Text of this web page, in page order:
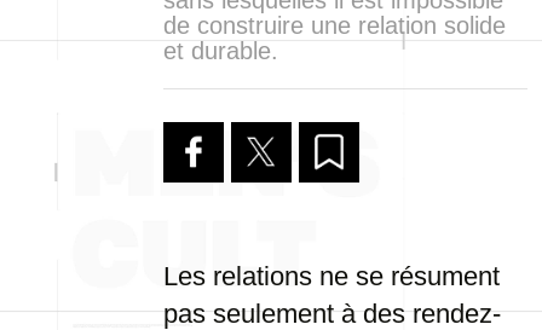
de construire une relation solide
et durable.
Les relations ne se résument
pas seulement à des rendez-